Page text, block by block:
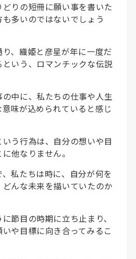
りの短冊に願い事を書いた
多いのではないでしょう
、織姫と彦星が年に一度だ
いう、ロマンチックな伝説
中に、私たちの仕事や人生
味が込められていると感じ
う行為は、自分の想いや目
他なりません。
私たちは時に、自分が何を
んな未来を描いていたのか
節目の時期に立ち止まり、
や目標に向き合ってみるこ